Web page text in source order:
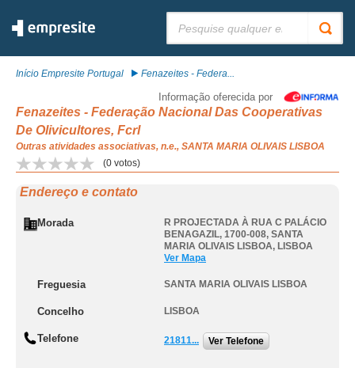
Início Empresite Portugal Fenazeites - Federa...
Informação oferecida por
Fenazeites - Federação Nacional Das Cooperativas
De Olivicultores, Fcrl
Outras atividades associativas, n.e., SANTA MARIA OLIVAIS LISBOA
(0 votos)
Endereço e contato
Morada
R PROJECTADA À RUA C PALÁCIO
BENAGAZIL, 1700-008, SANTA
MARIA OLIVAIS LISBOA, LISBOA
Ver Mapa
Freguesia SANTA MARIA OLIVAIS LISBOA
Concelho LISBOA
Telefone 21811... Ver Telefone